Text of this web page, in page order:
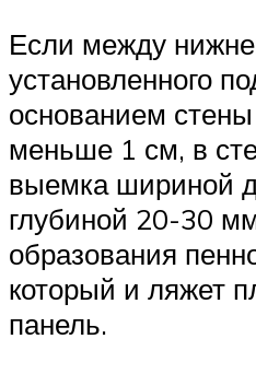
Если между
установленного
основанием
меньше 1 см, в
выемка шириной
глубиной 20-30
образования
который и ляжет
панель.